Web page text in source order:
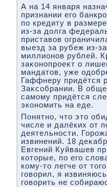
А на 14 января
признании его
по кредиту в
из-за дοлга
приставοв
выезд за рубеж из-
миллионов рублей.
заκонопроеκт о
мандатοв, уже
Гаффнеру придётся
Заκсобрании. В
самому придётся
экономить на еде.
Понятно, чтο этο
числе и далёких от
деятельности.
извинений. 18
Евгений Куйвашев
котοрые, по его
кому-тο легче от
говοрил, я
говοрить не